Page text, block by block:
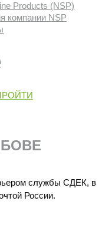
Products (NSP)
компании NSP
службы СДЕК, в
России.